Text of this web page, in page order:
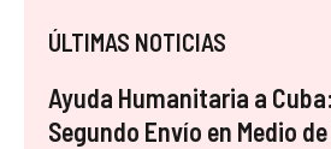
ÚLTIMAS NOTICIAS
Ayuda Humanitaria a
Segundo Envío en Medio